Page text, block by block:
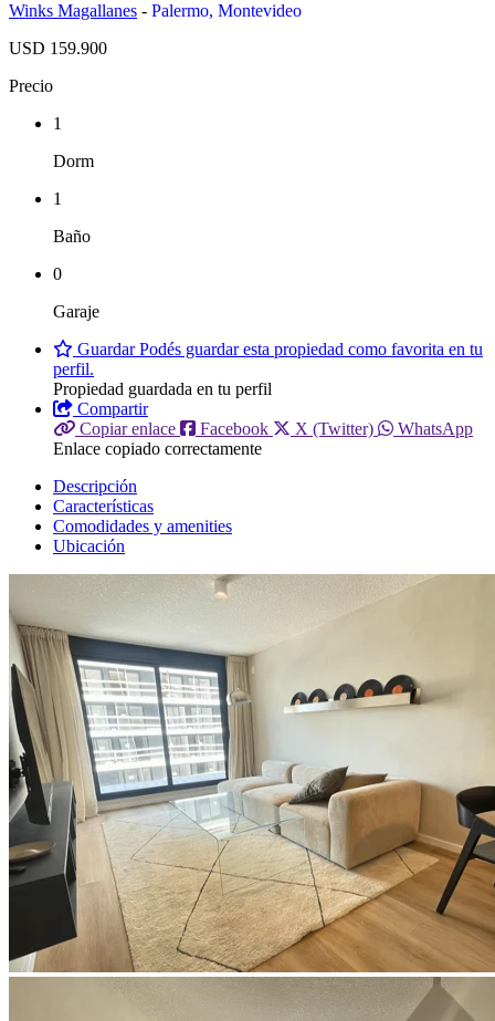
Winks Magallanes - Palermo, Montevideo
USD 159.900
Precio
1
Dorm
1
Baño
0
Garaje
GuardarPodés guardar esta propiedad como favorita en tu
perfil.
Propiedad guardada en tu perfil
Compartir
Copiar enlace
Facebook X (Twitter)
WhatsApp
Enlace copiado correctamente
Descripción
Características
Comodidades y amenities
Ubicación